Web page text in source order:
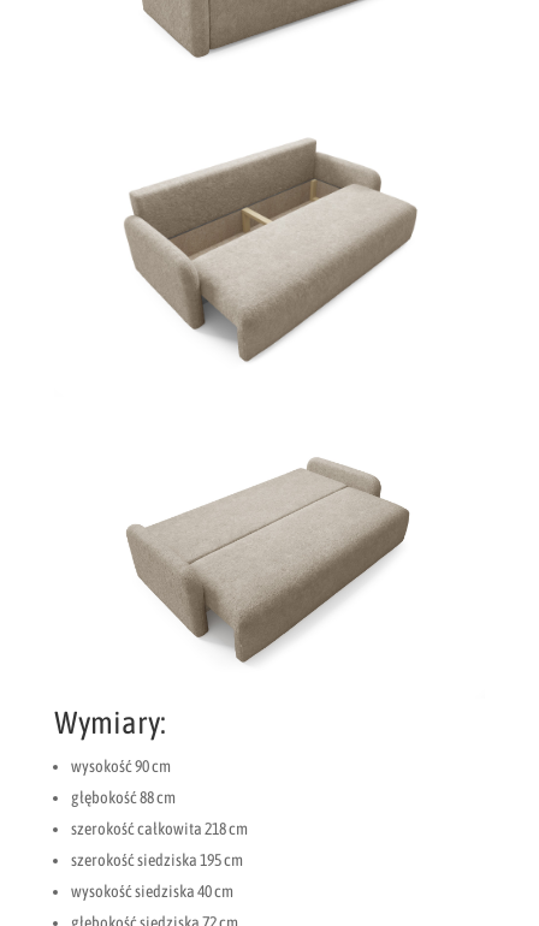
Wymiary:
wysokość 90 cm
głębokość 88 cm
szerokość całkowita 218 cm
szerokość siedziska 195 cm
wysokość siedziska 40 cm